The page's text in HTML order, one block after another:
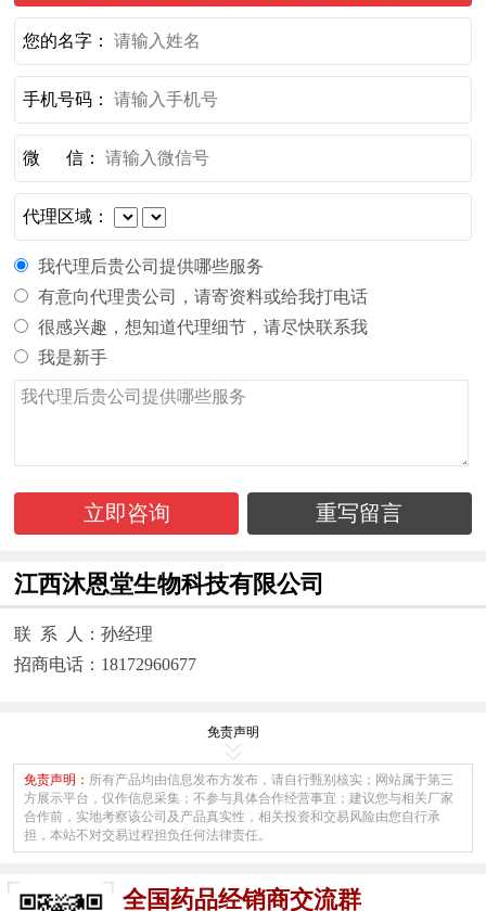
您的名字：
手机号码：
微 信：
代理区域：
我代理后贵公司提供哪些服务
有意向代理贵公司，请寄资料或给我打电话
很感兴趣，想知道代理细节，请尽快联系我
我是新手
立即咨询 重写留言
江西沐恩堂生物科技有限公司
联 系 人：孙经理
招商电话：18172960677
免责声明
免责声明： 所有产品均由信息发布方发布，请自行甄别核实；网站属于第三
方展示平台，仅作信息采集；不参与具体合作经营事宜；建议您与相关厂家
合作前，实地考察该公司及产品真实性，相关投资和交易风险由您自行承
担，本站不对交易过程担负任何法律责任。
全国药品经销商交流群